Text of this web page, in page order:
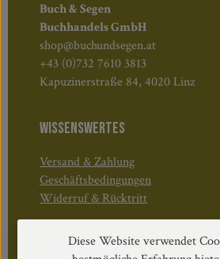
Buch & Segen
Buchhandels GmbH
shop@buchundsegen.at
+43 (0)732 7610 3813
Kapuzinerstraße 84, 4020 Linz
WISSENSWERTES
Versand & Zahlung
Geschäftsbedingungen
Widerruf & Rücktritt
Öffnungszeiten:
Diese Website verwendet